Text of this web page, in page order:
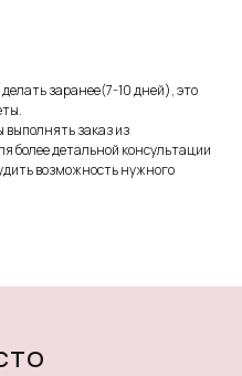
заранее(7-10 дней), это
выполнять заказ из
более детальной консультации
возможность нужного